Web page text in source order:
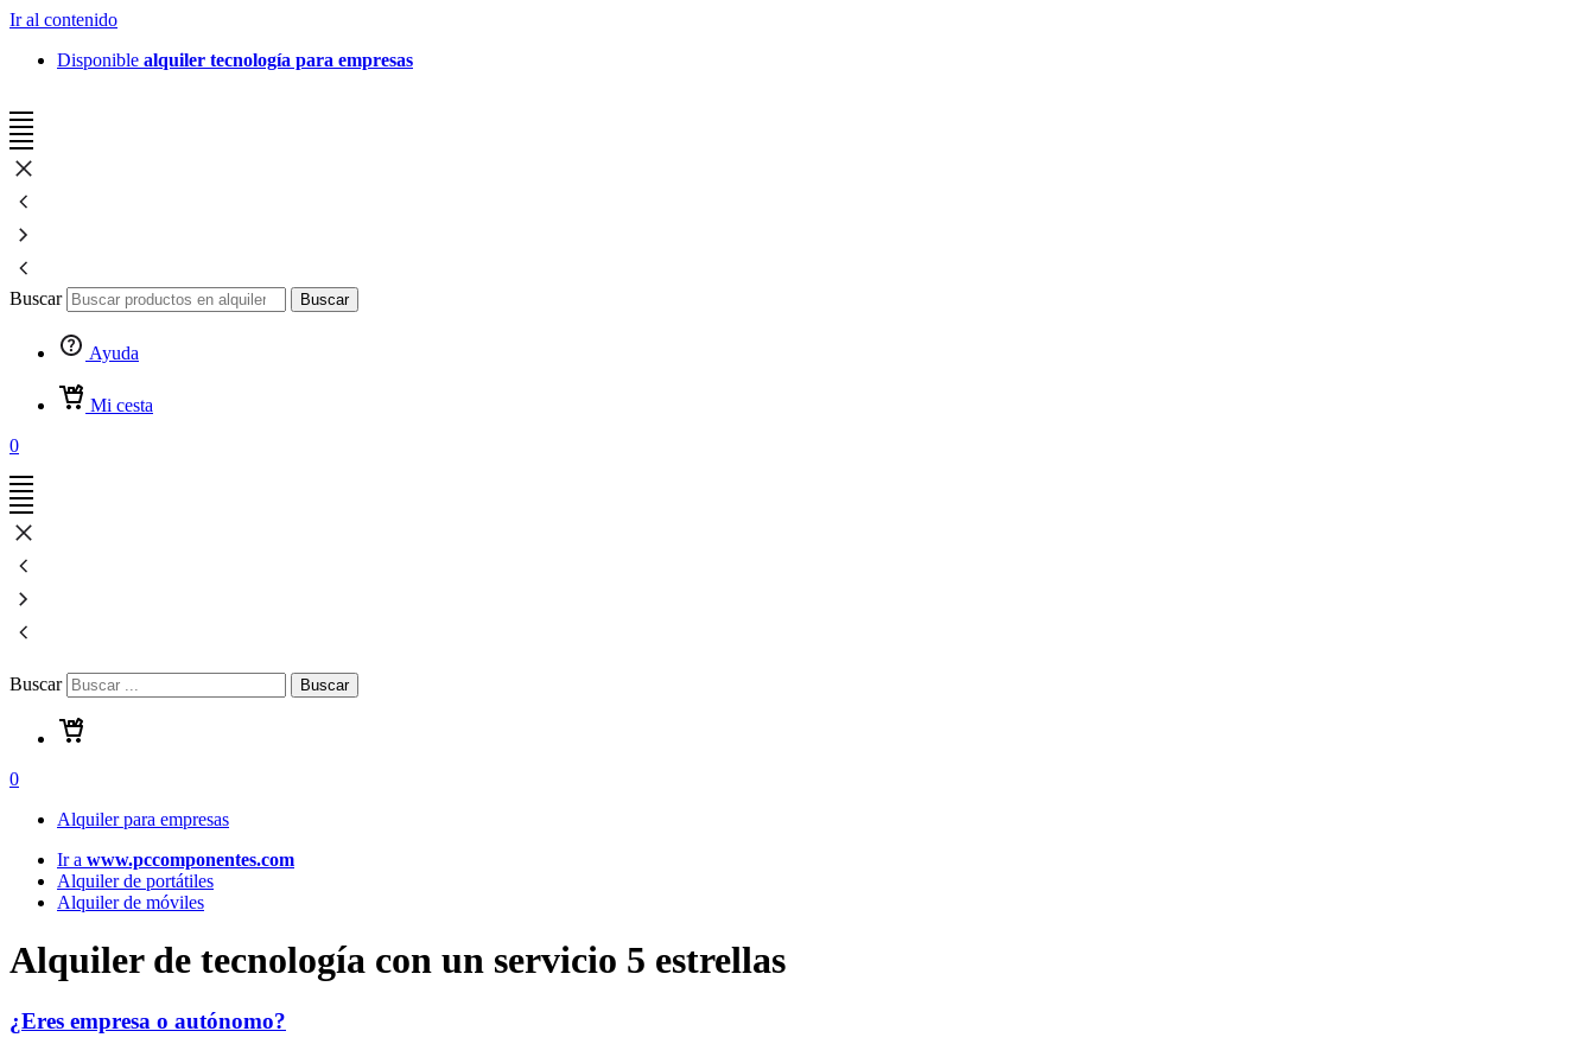
Ir al contenido
Disponible alquiler tecnología para empresas
Buscar Buscar
Ayuda
Mi cesta
0
Buscar Buscar
0
Alquiler para empresas
Ir a www.pccomponentes.com
Alquiler de portátiles
Alquiler de móviles
Alquiler de tecnología con un servicio 5 estrellas
¿Eres empresa o autónomo?